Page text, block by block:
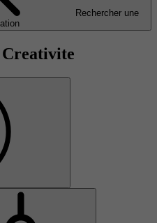
Rechercher une